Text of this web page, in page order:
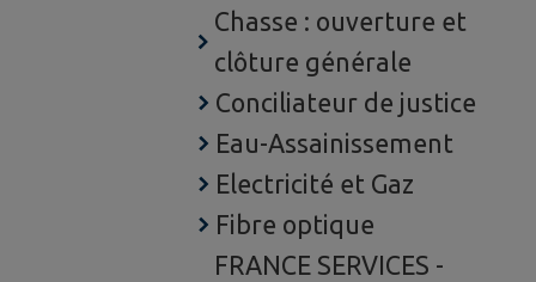
Chasse : ouverture et
clôture générale
Conciliateur de justice
Eau-Assainissement
Electricité et Gaz
Fibre optique
FRANCE SERVICES -